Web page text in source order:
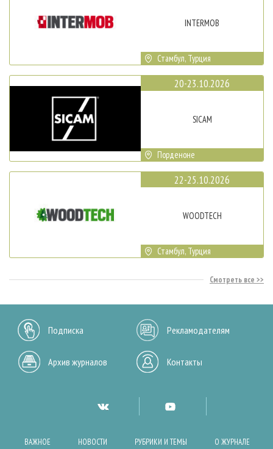
INTERMOB
Стамбул, Турция
20-23.10.2026
SICAM
Порденоне
22-25.10.2026
WOODTECH
Стамбул, Турция
Смотреть все
Подписка Рекламодателям
Архив журналов Контакты
ВАЖНОЕ НОВОСТИ РУБРИКИ И ТЕМЫ О ЖУРНАЛЕ